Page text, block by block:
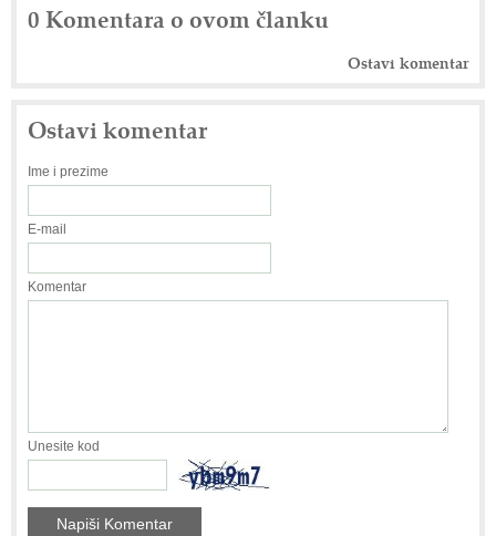
0 Komentara o ovom članku
Ostavi komentar
Ostavi komentar
Ime i prezime
E-mail
Komentar
Unesite kod